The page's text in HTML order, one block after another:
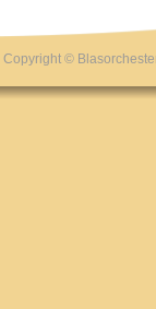
Copyright ©